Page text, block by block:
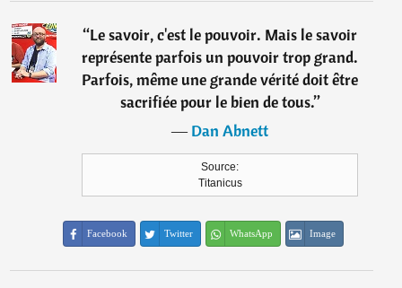
“Le savoir, c'est le pouvoir. Mais le savoir
représente parfois un pouvoir trop grand.
Parfois, même une grande vérité doit être
sacrifiée pour le bien de tous.”
―Dan Abnett
Source:
Titanicus
Facebook Twitter WhatsApp Image